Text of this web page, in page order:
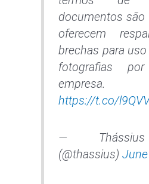
documentos são
oferecem
brechas para
fotografias
empresa.
https://t.co/
—
(@thassius)